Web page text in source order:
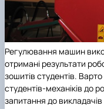
Регулювання машин
отримані результати
зошитів студентів.
студентів-механіків до
запитання до